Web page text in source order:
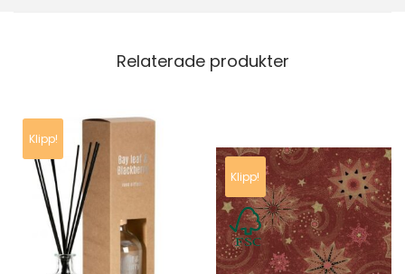
Relaterade produkter
Klipp!
Klipp!